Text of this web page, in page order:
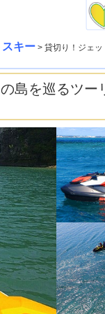
キー > 貸切り！ジェ
島を巡るツー